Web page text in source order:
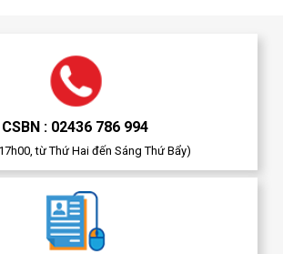
CSBN : 02436 786 994
từ Thứ Hai đến Sáng Thứ Bẩy)